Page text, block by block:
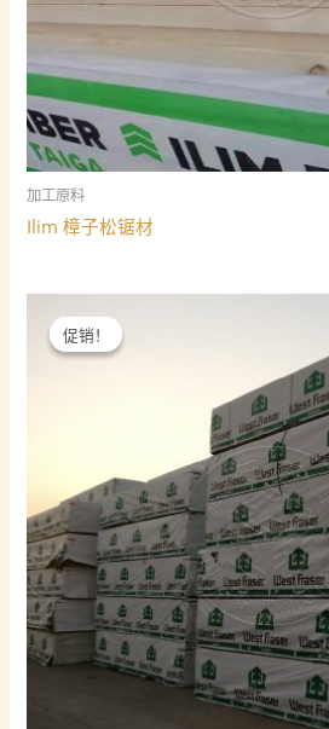
加工原料
Ilim 樟子松锯材
促销！
促销！